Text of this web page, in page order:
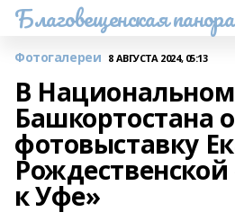
Благовещенская
Фотогалереи 8 АВГУСТА 2024, 05:13
В
Башкортостана
фотовыставку
к Уфе»